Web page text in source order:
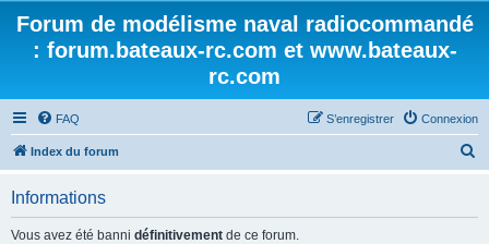
Forum de modélisme naval radiocommandé
: forum.bateaux-rc.com et www.bateaux-
rc.com
FAQ Connexion
S’enregistrer
Index du forum
Informations
Vous avez été banni définitivement de ce forum.